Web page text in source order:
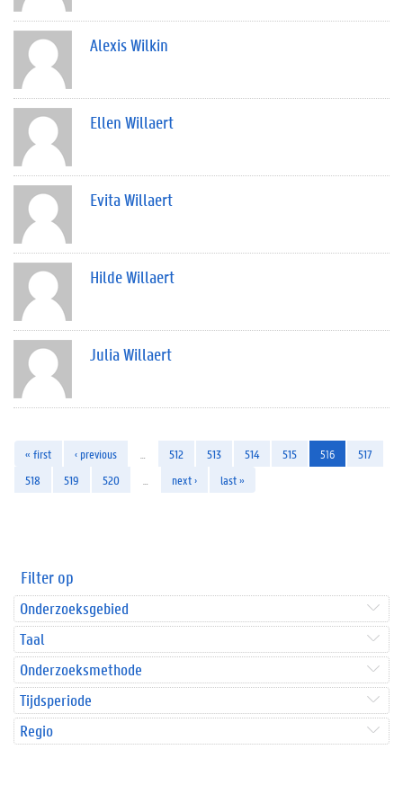
Alexis Wilkin
Ellen Willaert
Evita Willaert
Hilde Willaert
Julia Willaert
« first ‹ previous 512 513 514 515 516
517
518
519 520 next › last »
Filter op
Onderzoeksgebied
Taal
Onderzoeksmethode
Tijdsperiode
Regio